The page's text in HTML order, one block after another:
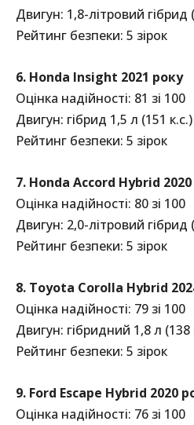
Двигун: 1,8-літровий гібрид
Рейтинг безпеки: 5 зірок
6. Honda Insight 2021 року
Оцінка надійності: 81 зі 100
Двигун: гібрид 1,5 л (151 к.с.)
Рейтинг безпеки: 5 зірок
7. Honda Accord Hybrid
Оцінка надійності: 80 зі 100
Двигун: 2,0-літровий гібрид
Рейтинг безпеки: 5 зірок
8. Toyota Corolla Hybrid
Оцінка надійності: 79 зі 100
Двигун: гібридний 1,8 л (138
Рейтинг безпеки: 5 зірок
9. Ford Escape Hybrid 2020
Оцінка надійності: 76 зі 100